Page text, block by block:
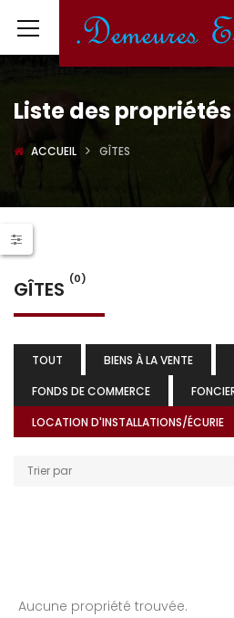
Liste des propriétés
ACCUEIL GÎTES
GÎTES (0)
TOUT BIENS À LA VENTE
FONDS DE COMMERCE
LOCATION D'INSTALLATIONS/ÉCURIE
Trier par
Aucune propriété trouvée.